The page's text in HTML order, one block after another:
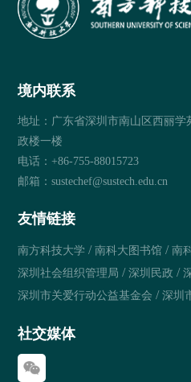
境内联系
地址：广东省深圳市南山区西丽学
政楼一楼
电话：+86-755-88015723
邮箱：sustechef@sustech.edu.cn
友情链接
南方科技大学 /南科大图书馆 /南
深圳社会组织管理局 /深圳民政 /
深圳市关爱行动公益基金会 /深圳
社交媒体